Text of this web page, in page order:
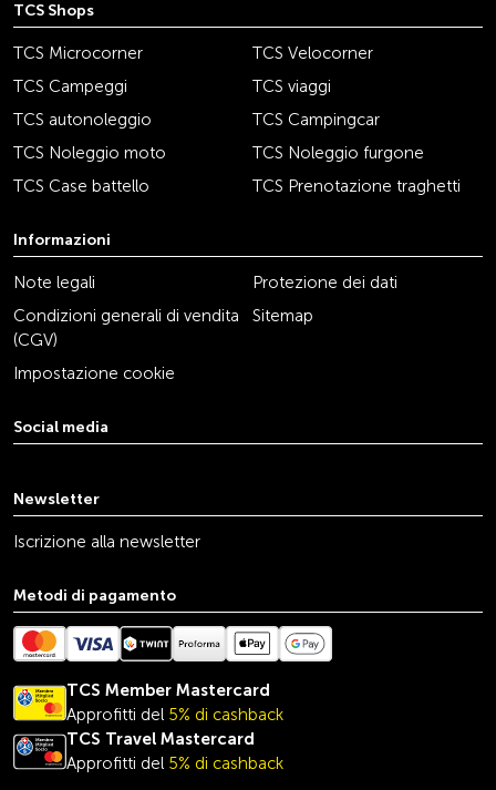
TCS Shops
TCS Microcorner
TCS Velocorner
TCS Campeggi
TCS viaggi
TCS autonoleggio
TCS Campingcar
TCS Noleggio moto
TCS Noleggio furgone
TCS Case battello
TCS Prenotazione traghetti
Informazioni
Note legali
Protezione dei dati
Condizioni generali di vendita
(CGV)
Sitemap
Impostazione cookie
Social media
Newsletter
Iscrizione alla newsletter
Metodi di pagamento
TCS Member Mastercard
Approfitti del 5% di cashback
TCS Travel Mastercard
Approfitti del 5% di cashback